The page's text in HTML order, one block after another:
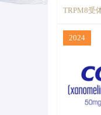
TRPM8受
2024